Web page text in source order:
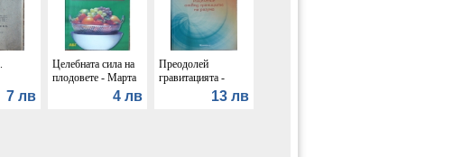
7 лв
Целебната сила на
плодовете - Марта
4 лв
Преодолей
гравитацията -
Каролайн Мис13 лв